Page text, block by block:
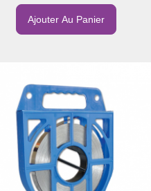
Ajouter Au Panier